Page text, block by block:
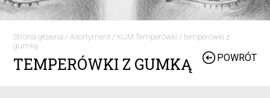
Strona główna /Asortyment / KUM Temperówki /temperówki z
gumką
POWRÓT
TEMPERÓWKI Z GUMKĄ